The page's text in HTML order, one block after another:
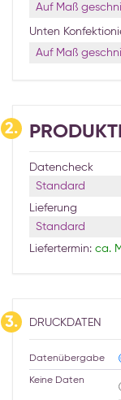
Auf Maß
Unten
Auf Maß
2.
Datencheck
Standard
Lieferung
Standard
Liefertermin: ca.
3. DRUCKDATEN
Datenübergabe
Keine Daten